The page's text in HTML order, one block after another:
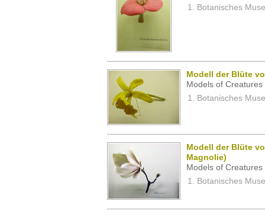
Botanisches
Modell der Blüte
Models of
Botanisches
Modell der Blüte
Magnolie)
Models of
Botanisches